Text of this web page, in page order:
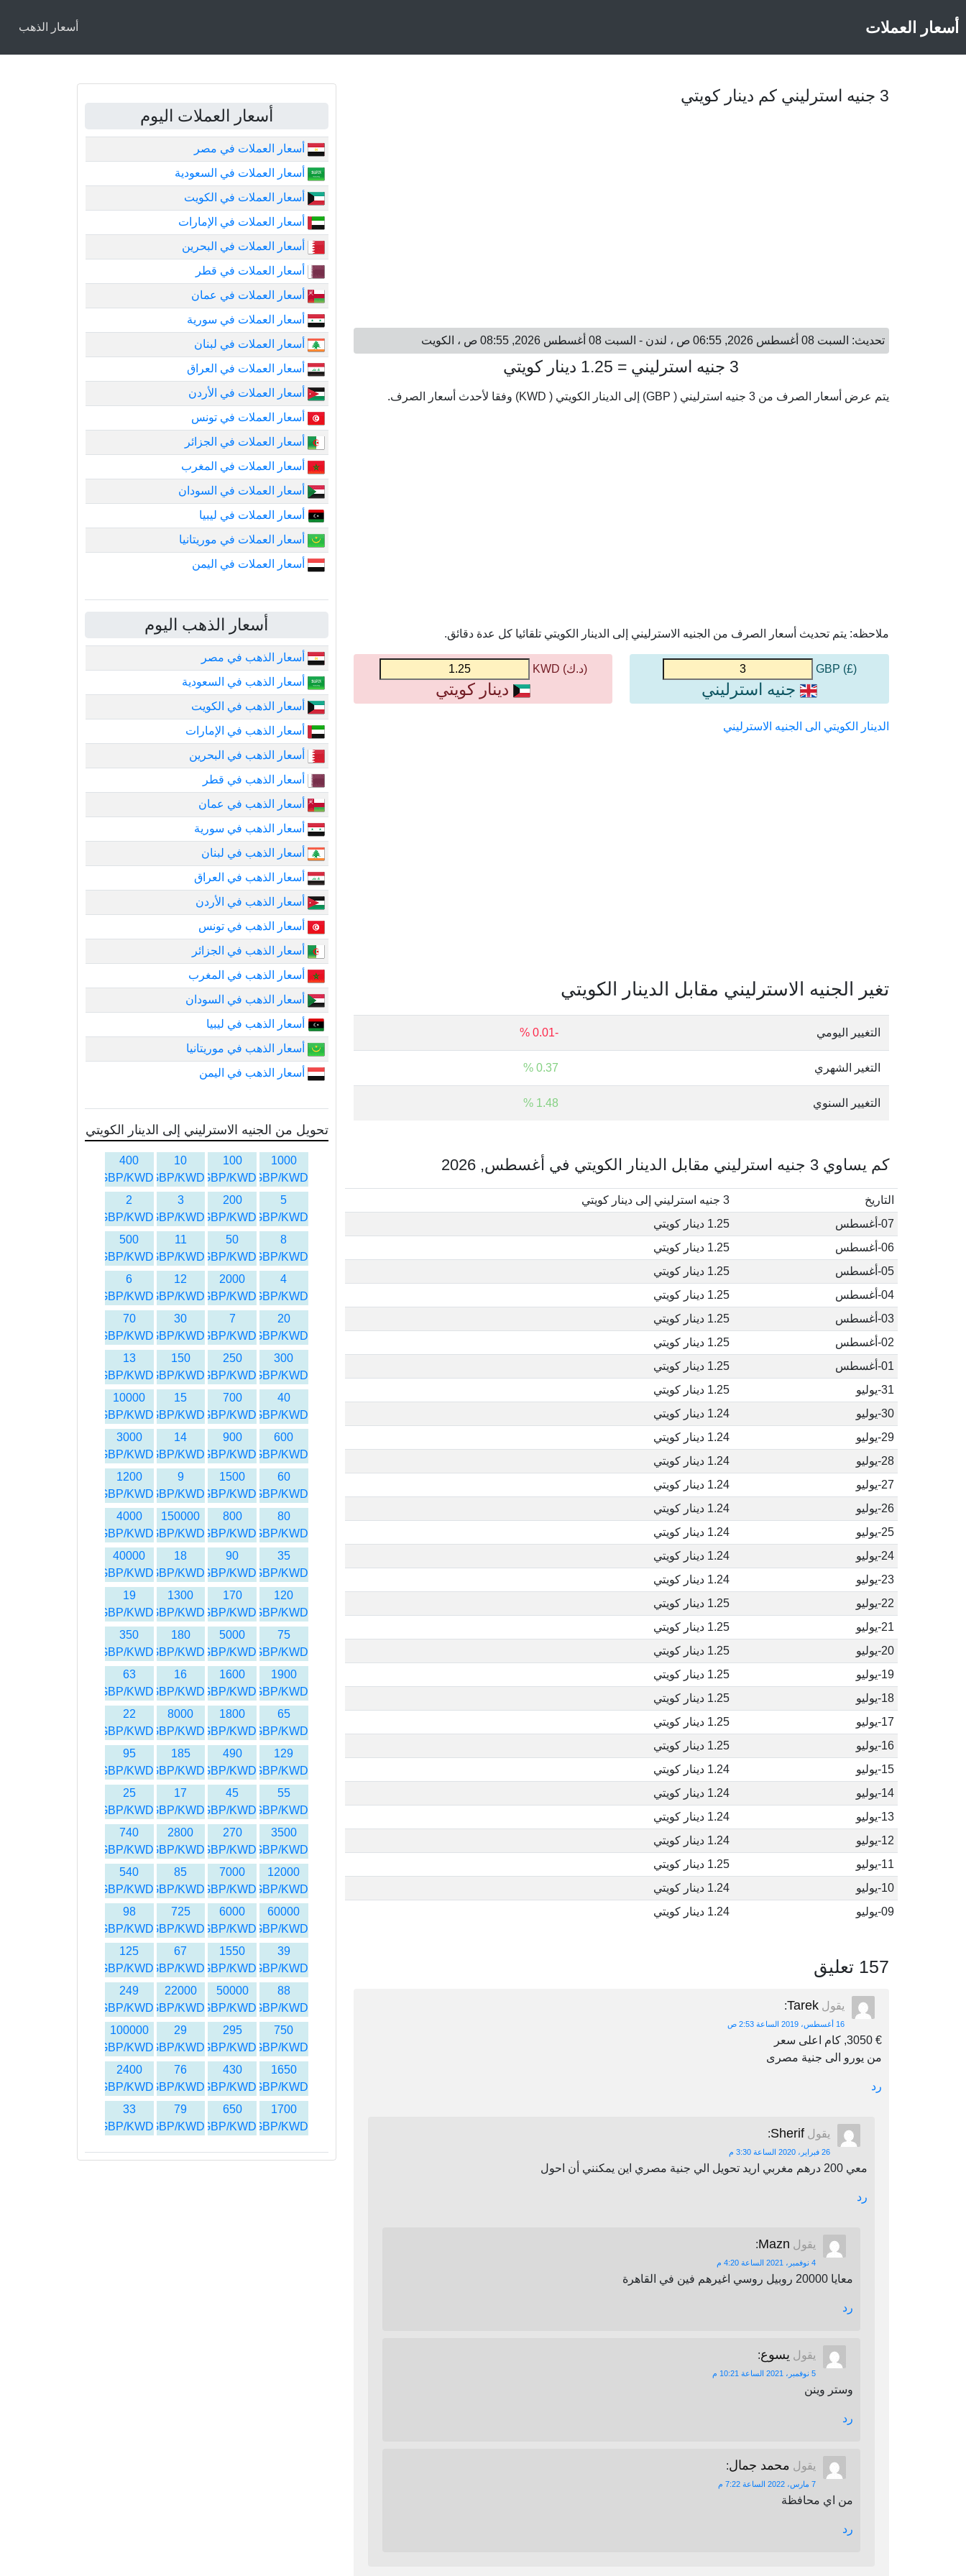
أسعار العملات أسعار الذهب
3 جنيه استرليني كم دينار كويتي
تحديث: السبت 08 أغسطس 2026, 06:55 ص ، لندن - السبت 08 أغسطس 2026, 08:55 ص ، الكويت
3 جنيه استرليني = 1.25 دينار كويتي
يتم عرض أسعار الصرف من 3 جنيه استرليني ( GBP) إلى الدينار الكويتي ( KWD) وفقا لأحدث أسعار الصرف.
ملاحظه: يتم تحديث أسعار الصرف من الجنيه الاسترليني إلى الدينار الكويتي تلقائيا كل عدة دقائق.
(£) GBP
جنيه استرليني
(د.ك) KWD
دينار كويتي
الدينار الكويتي الى الجنيه الاسترليني
تغير الجنيه الاسترليني مقابل الدينار الكويتي
التغيير اليومي -0.01 %
التغير الشهري 0.37 %
التغيير السنوي 1.48 %
كم يساوي 3 جنيه استرليني مقابل الدينار الكويتي في أغسطس, 2026
التاريخ
3 جنيه استرليني إلى دينار كويتي
07-أغسطس
1.25 دينار كويتي
06-أغسطس
1.25 دينار كويتي
05-أغسطس
1.25 دينار كويتي
04-أغسطس
1.25 دينار كويتي
03-أغسطس
1.25 دينار كويتي
02-أغسطس
1.25 دينار كويتي
01-أغسطس
1.25 دينار كويتي
31-يوليو
1.25 دينار كويتي
30-يوليو
1.24 دينار كويتي
29-يوليو
1.24 دينار كويتي
28-يوليو
1.24 دينار كويتي
27-يوليو
1.24 دينار كويتي
26-يوليو
1.24 دينار كويتي
25-يوليو
1.24 دينار كويتي
24-يوليو
1.24 دينار كويتي
23-يوليو
1.24 دينار كويتي
22-يوليو
1.25 دينار كويتي
21-يوليو
1.25 دينار كويتي
20-يوليو
1.25 دينار كويتي
19-يوليو
1.25 دينار كويتي
18-يوليو
1.25 دينار كويتي
17-يوليو
1.25 دينار كويتي
16-يوليو
1.25 دينار كويتي
15-يوليو
1.24 دينار كويتي
14-يوليو
1.24 دينار كويتي
13-يوليو
1.24 دينار كويتي
12-يوليو
1.24 دينار كويتي
11-يوليو
1.25 دينار كويتي
10-يوليو
1.24 دينار كويتي
09-يوليو
1.24 دينار كويتي
157 تعليق
يقول Tarek
:
16 أغسطس، 2019 الساعة 2:53 ص
€ 3050, كام اعلى سعر
من يورو الى جنية مصرى
رد
يقول Sherif
:
26 فبراير، 2020 الساعة 3:30 م
معي 200 درهم مغربي اريد تحويل الي جنية مصري اين يمكنني أن احول
رد
يقول Mazn
:
4 نوفمبر، 2021 الساعة 4:20 م
معايا 20000 روبيل روسي اغيرهم فين في القاهرة
رد
يقول يسوع:
5 نوفمبر، 2021 الساعة 10:21 م
وستر وينن
رد
يقول محمد جمال:
7 مارس، 2022 الساعة 7:22 م
من اي محافظة
رد
أسعار العملات اليوم
أسعار العملات في مصر
أسعار العملات في السعودية
أسعار العملات في الكويت
أسعار العملات في الإمارات
أسعار العملات في البحرين
أسعار العملات في قطر
أسعار العملات في عمان
أسعار العملات في سورية
أسعار العملات في لبنان
أسعار العملات في العراق
أسعار العملات في الأردن
أسعار العملات في تونس
أسعار العملات في الجزائر
أسعار العملات في المغرب
أسعار العملات في السودان
أسعار العملات في ليبيا
أسعار العملات في موريتانيا
أسعار العملات في اليمن
أسعار الذهب اليوم
أسعار الذهب في مصر
أسعار الذهب في السعودية
أسعار الذهب في الكويت
أسعار الذهب في الإمارات
أسعار الذهب في البحرين
أسعار الذهب في قطر
أسعار الذهب في عمان
أسعار الذهب في سورية
أسعار الذهب في لبنان
أسعار الذهب في العراق
أسعار الذهب في الأردن
أسعار الذهب في تونس
أسعار الذهب في الجزائر
أسعار الذهب في المغرب
أسعار الذهب في السودان
أسعار الذهب في ليبيا
أسعار الذهب في موريتانيا
أسعار الذهب في اليمن
تحويل من الجنيه الاسترليني إلى الدينار الكويتي
1000
GBP/KWD
100
GBP/KWD
10
GBP/KWD
400
GBP/KWD
5
GBP/KWD
200
GBP/KWD
3
GBP/KWD
2
GBP/KWD
8
GBP/KWD
50
GBP/KWD
11
GBP/KWD
500
GBP/KWD
4
GBP/KWD
2000
GBP/KWD
12
GBP/KWD
6
GBP/KWD
20
GBP/KWD
7
GBP/KWD
30
GBP/KWD
70
GBP/KWD
300
GBP/KWD
250
GBP/KWD
150
GBP/KWD
13
GBP/KWD
40
GBP/KWD
700
GBP/KWD
15
GBP/KWD
10000
GBP/KWD
600
GBP/KWD
900
GBP/KWD
14
GBP/KWD
3000
GBP/KWD
60
GBP/KWD
1500
GBP/KWD
9
GBP/KWD
1200
GBP/KWD
80
GBP/KWD
800
GBP/KWD
150000
GBP/KWD
4000
GBP/KWD
35
GBP/KWD
90
GBP/KWD
18
GBP/KWD
40000
GBP/KWD
120
GBP/KWD
170
GBP/KWD
1300
GBP/KWD
19
GBP/KWD
75
GBP/KWD
5000
GBP/KWD
180
GBP/KWD
350
GBP/KWD
1900
GBP/KWD
1600
GBP/KWD
16
GBP/KWD
63
GBP/KWD
65
GBP/KWD
1800
GBP/KWD
8000
GBP/KWD
22
GBP/KWD
129
GBP/KWD
490
GBP/KWD
185
GBP/KWD
95
GBP/KWD
55
GBP/KWD
45
GBP/KWD
17
GBP/KWD
25
GBP/KWD
3500
GBP/KWD
270
GBP/KWD
2800
GBP/KWD
740
GBP/KWD
12000
GBP/KWD
7000
GBP/KWD
85
GBP/KWD
540
GBP/KWD
60000
GBP/KWD
6000
GBP/KWD
725
GBP/KWD
98
GBP/KWD
39
GBP/KWD
1550
GBP/KWD
67
GBP/KWD
125
GBP/KWD
88
GBP/KWD
50000
GBP/KWD
22000
GBP/KWD
249
GBP/KWD
750
GBP/KWD
295
GBP/KWD
29
GBP/KWD
100000
GBP/KWD
1650
GBP/KWD
430
GBP/KWD
76
GBP/KWD
2400
GBP/KWD
1700
GBP/KWD
650
GBP/KWD
79
GBP/KWD
33
GBP/KWD